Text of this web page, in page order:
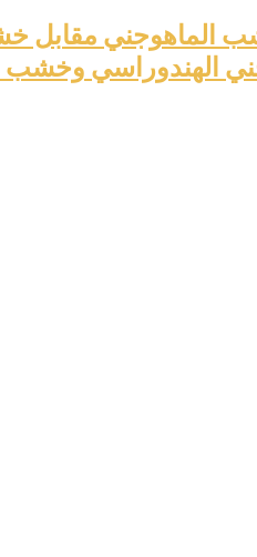
الماهوجني مقابل
الهندوراسي وخشب